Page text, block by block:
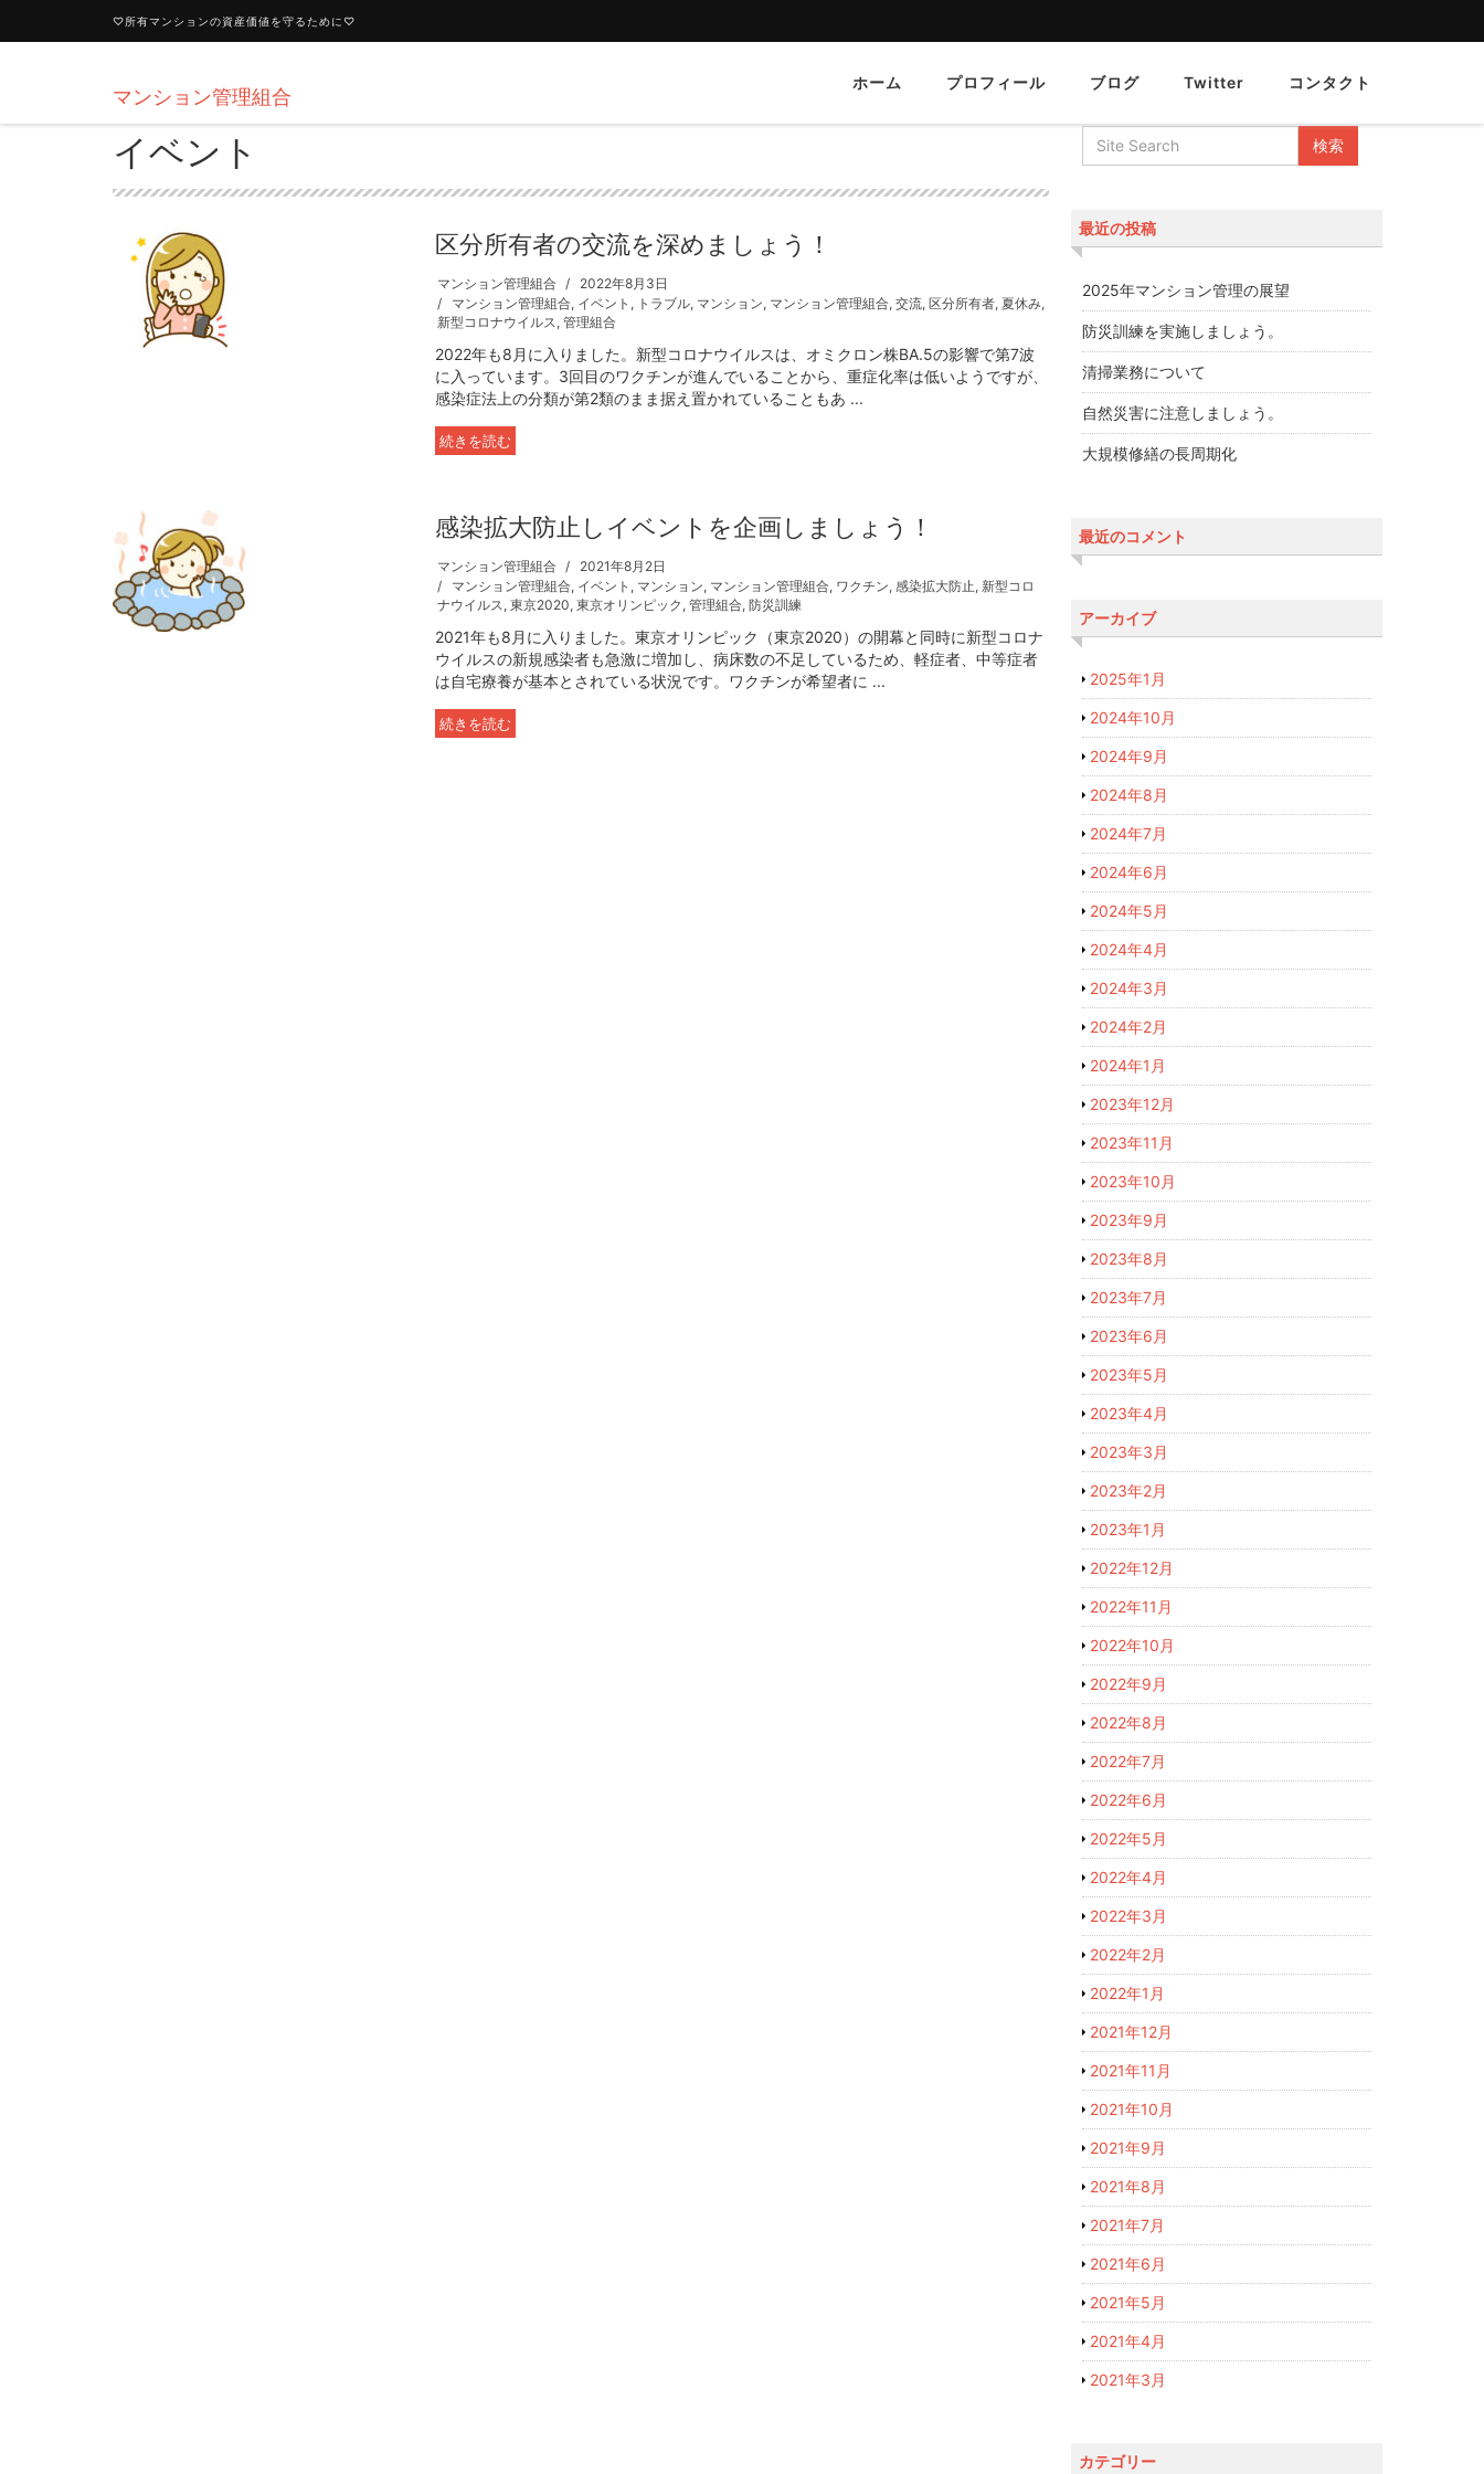
♡所有マンションの資産価値を守るために♡
マンション管理組合
ホーム プロフィール ブログ Twitter コンタクト
イベント
区分所有者の交流を深めましょう！
マンション管理組合
2022年8月3日
マンション管理組合, イベント , トラブル, マンション, マンション管理組合,交流,区分所有者, 夏休み,
新型コロナウイルス,管理組合
2022年も8月に入りました。新型コロナウイルスは、オミクロン株BA.5の影響で第7波
に入っています。3回目のワクチンが進んでいることから、重症化率は低いようですが、
感染症法上の分類が第2類のまま据え置かれていることもあ ...
続きを読む
感染拡大防止しイベントを企画しましょう！
マンション管理組合
2021年8月2日
マンション管理組合, イベント , マンション, マンション管理組合, ワクチン,感染拡大防止, 新型コロ
ナウイルス ,東京2020,東京オリンピック ,管理組合,防災訓練
2021年も8月に入りました。東京オリンピック（東京2020）の開幕と同時に新型コロナ
ウイルスの新規感染者も急激に増加し、病床数の不足しているため、軽症者、中等症者
は自宅療養が基本とされている状況です。ワクチンが希望者に ...
続きを読む
最近の投稿
2025年マンション管理の展望
防災訓練を実施しましょう。
清掃業務について
自然災害に注意しましょう。
大規模修繕の長周期化
最近のコメント
アーカイブ
2025年1月
2024年10月
2024年9月
2024年8月
2024年7月
2024年6月
2024年5月
2024年4月
2024年3月
2024年2月
2024年1月
2023年12月
2023年11月
2023年10月
2023年9月
2023年8月
2023年7月
2023年6月
2023年5月
2023年4月
2023年3月
2023年2月
2023年1月
2022年12月
2022年11月
2022年10月
2022年9月
2022年8月
2022年7月
2022年6月
2022年5月
2022年4月
2022年3月
2022年2月
2022年1月
2021年12月
2021年11月
2021年10月
2021年9月
2021年8月
2021年7月
2021年6月
2021年5月
2021年4月
2021年3月
カテゴリー